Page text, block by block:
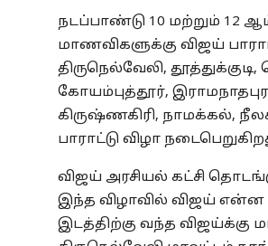
நடப்பாண்டு 10 மற்றும் 12
மாணவிகளுக்கு விஜய்
திருநெல்வேலி,
கோயம்புத்தூர்,
கிருஷ்ணகிரி, நாமக்கல்,
பாராட்டு விழா
விஜய் அரசியல் கட்சி
இந்த விழாவில் விஜய் என்ன
இடத்திற்கு வந்த விஜய்க்கு